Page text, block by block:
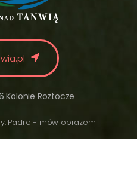
Kolonie Roztocze
Padre - mów obrazem